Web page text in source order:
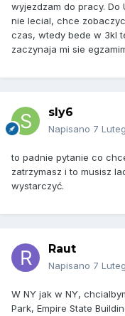
wyjezdzam do pracy. Do
nie lecial, chce
czas, wtedy bede w 3kl
zaczynaja mi sie
sly6
Napisano 7
to padnie pytanie co
zatrzymasz i to musisz
wystarczyć.
Raut
Napisano 7
W NY jak w NY,
Park, Empire State